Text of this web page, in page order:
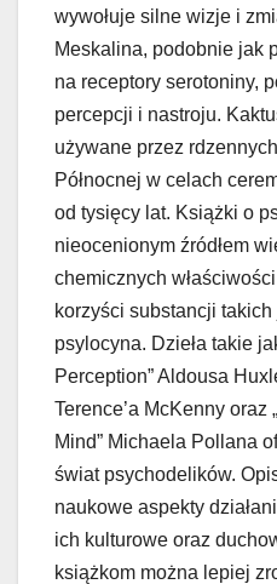
wywołuje silne wizje i
Meskalina, podobnie jak
na receptory serotoniny,
percepcji i nastroju.
używane przez
Północnej w celach
od tysięcy lat. Książki o
nieocenionym źródłem
chemicznych
korzyści substancji
psylocyna. Dzieła takie
Perception” Aldousa
Terence’a McKenny oraz
Mind” Michaela Pollana
świat psychodelików.
naukowe aspekty
ich kulturowe oraz
książkom można lepiej